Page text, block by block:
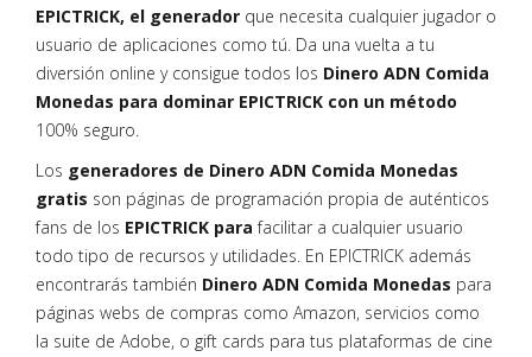
EPICTRICK, el generador que necesita cualquier jugador o
usuario de aplicaciones como tú. Da una vuelta a tu
diversión online y consigue todos los Dinero ADN Comida
Monedas para dominar EPICTRICK con un método
100% seguro.
Los generadores de Dinero ADN Comida Monedas
gratis son páginas de programación propia de auténticos
fans de los EPICTRICK para facilitar a cualquier usuario
todo tipo de recursos y utilidades. En EPICTRICK además
encontrarás también Dinero ADN Comida Monedas para
páginas webs de compras como Amazon, servicios como
la suite de Adobe, o gift cards para tus plataformas de cine